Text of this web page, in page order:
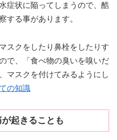
症状に陥ってしまうので、酷
する事があります。
スクをしたり鼻栓をしたりす
で、「食べ物の臭いを嗅いだ
マスクを付けてみるようにし
の知識
起きることも